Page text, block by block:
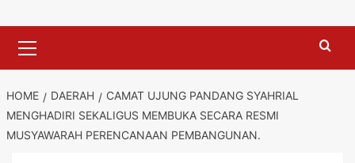
Menu
HOME DAERAH
CAMAT UJUNG PANDANG SYAHRIAL
MENGHADIRI SEKALIGUS MEMBUKA SECARA RESMI
MUSYAWARAH PERENCANAAN PEMBANGUNAN.